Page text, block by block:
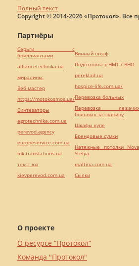
Полный текст
Copyright © 2014-2026 «Протокол». Все
О проекте
О ресурсе “Протокол”
Команда "Протокол"
Партнёры
Серьги с
бриллиантами
alliancetechnika.ua
миралинкс
Веб мастер
https://motokosmos.ua/
Синтезаторы
agrotechnika.com.ua
perevod.agency
europeservice.com.ua
mk-translations.ua
текст юа
kievperevod.com.ua
Винный шкаф
Подготовка к НМТ / ВНО
pereklad.ua
hospice-life.com.ua/
Перевозка больных
Перевозка лежачих
больных за границу
Шкафы купе
Брендовые сумки
Натяжные потолки Nova
Stelya
maltina.com.ua
Cылки